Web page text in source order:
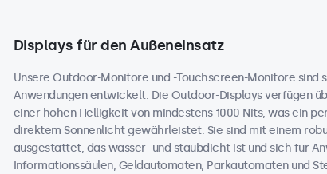
Displays für den Außeneinsatz
Unsere Outdoor-Monitore und -Touchscreen-Monitore sind
Anwendungen entwickelt. Die Outdoor-Displays verfügen
einer hohen Helligkeit von mindestens 1000 Nits, was ein
direktem Sonnenlicht gewährleistet. Sie sind mit einem
ausgestattet, das wasser- und staubdicht ist und sich für
Informationssäulen, Geldautomaten, Parkautomaten und